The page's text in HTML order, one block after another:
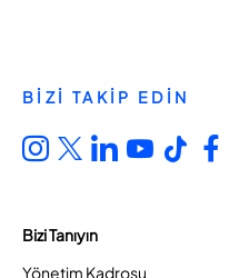
BİZİ TAKİP EDİN
Bizi Tanıyın
Yönetim Kadrosu